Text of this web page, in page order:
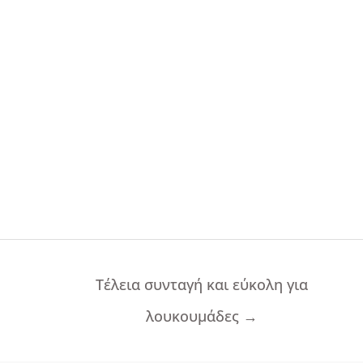
Τέλεια συνταγή και εύκολη για
λουκουμάδες →